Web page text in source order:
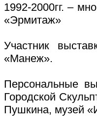
1992-2000гг. –
«Эрмитаж»
Участник
«Манеж».
Персональные
Городской
Пушкина, музей